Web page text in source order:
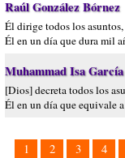
Raúl González Bórnez
Él dirige todos los
Él en un día que dura mil
Muhammad Isa García
[Dios] decreta todos los
Él en un día que equivale
1 2 3 4